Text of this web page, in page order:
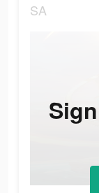
SA